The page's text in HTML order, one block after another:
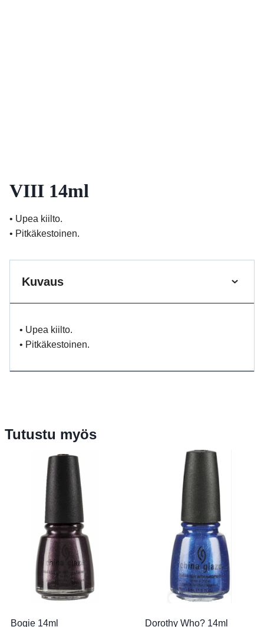
VIII 14ml
• Upea kiilto.
• Pitkäkestoinen.
Kuvaus
• Upea kiilto.
• Pitkäkestoinen.
Tutustu myös
Bogie 14ml Dorothy Who? 14ml